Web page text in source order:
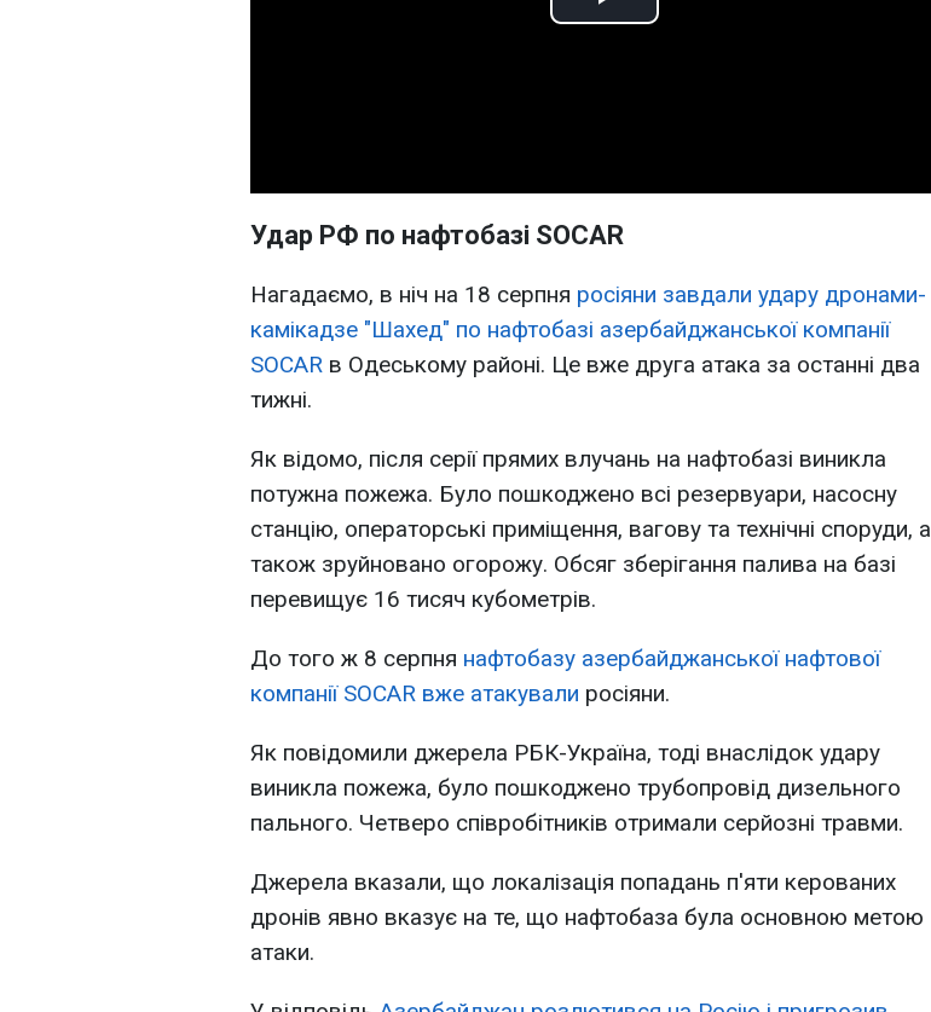
Play
Удар РФ по нафтобазі SOCAR
Нагадаємо, в ніч на 18 серпня росіяни завдали удару дронами-
камікадзе "Шахед" по нафтобазі азербайджанської компанії
SOCAR в Одеському районі. Це вже друга атака за останні два
тижні.
Як відомо, після серії прямих влучань на нафтобазі виникла
потужна пожежа. Було пошкоджено всі резервуари, насосну
станцію, операторські приміщення, вагову та технічні споруди, а
також зруйновано огорожу. Обсяг зберігання палива на базі
перевищує 16 тисяч кубометрів.
До того ж 8 серпня нафтобазу азербайджанської нафтової
компанії SOCAR вже атакували росіяни.
Як повідомили джерела РБК-Україна, тоді внаслідок удару
виникла пожежа, було пошкоджено трубопровід дизельного
пального. Четверо співробітників отримали серйозні травми.
Джерела вказали, що локалізація попадань п'яти керованих
дронів явно вказує на те, що нафтобаза була основною метою
атаки.